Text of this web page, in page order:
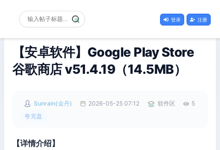
登录 注册
【安卓软件】Google Play Store
谷歌商店 v51.4.19（14.5MB）
Sunrain(金丹) 2026-05-25 07:12 软件区
5
夸克盘
【详情介绍】